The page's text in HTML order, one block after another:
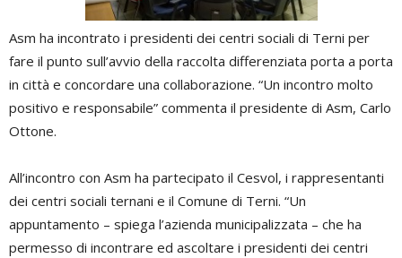
Asm ha incontrato i presidenti dei centri sociali di Terni per
fare il punto sull’avvio della raccolta differenziata porta a porta
in città e concordare una collaborazione. “Un incontro molto
positivo e responsabile” commenta il presidente di Asm, Carlo
Ottone.
All’incontro con Asm ha partecipato il Cesvol, i rappresentanti
dei centri sociali ternani e il Comune di Terni. “Un
appuntamento – spiega l’azienda municipalizzata – che ha
permesso di incontrare ed ascoltare i presidenti dei centri